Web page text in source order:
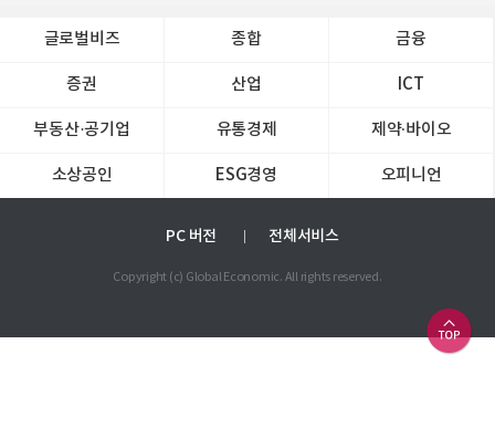
글로벌비즈 종합 금융
증권 산업 ICT
부동산·공기업 유통경제 제약∙바이오
소상공인 ESG경영 오피니언
PC 버전 전체서비스
Copyright (c) Global Economic. All rights reserved.